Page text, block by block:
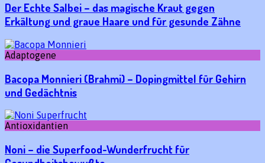
Der Echte Salbei – das magische Kraut gegen
Erkältung und graue Haare und für gesunde Zähne
Adaptogene
Bacopa Monnieri (Brahmi) – Dopingmittel für Gehirn
und Gedächtnis
Antioxidantien
Noni – die Superfood-Wunderfrucht für